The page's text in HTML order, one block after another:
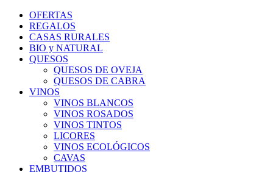
OFERTAS
REGALOS
CASAS RURALES
BIO y NATURAL
QUESOS
QUESOS DE OVEJA
QUESOS DE CABRA
VINOS
VINOS BLANCOS
VINOS ROSADOS
VINOS TINTOS
LICORES
VINOS ECOLÓGICOS
CAVAS
EMBUTIDOS